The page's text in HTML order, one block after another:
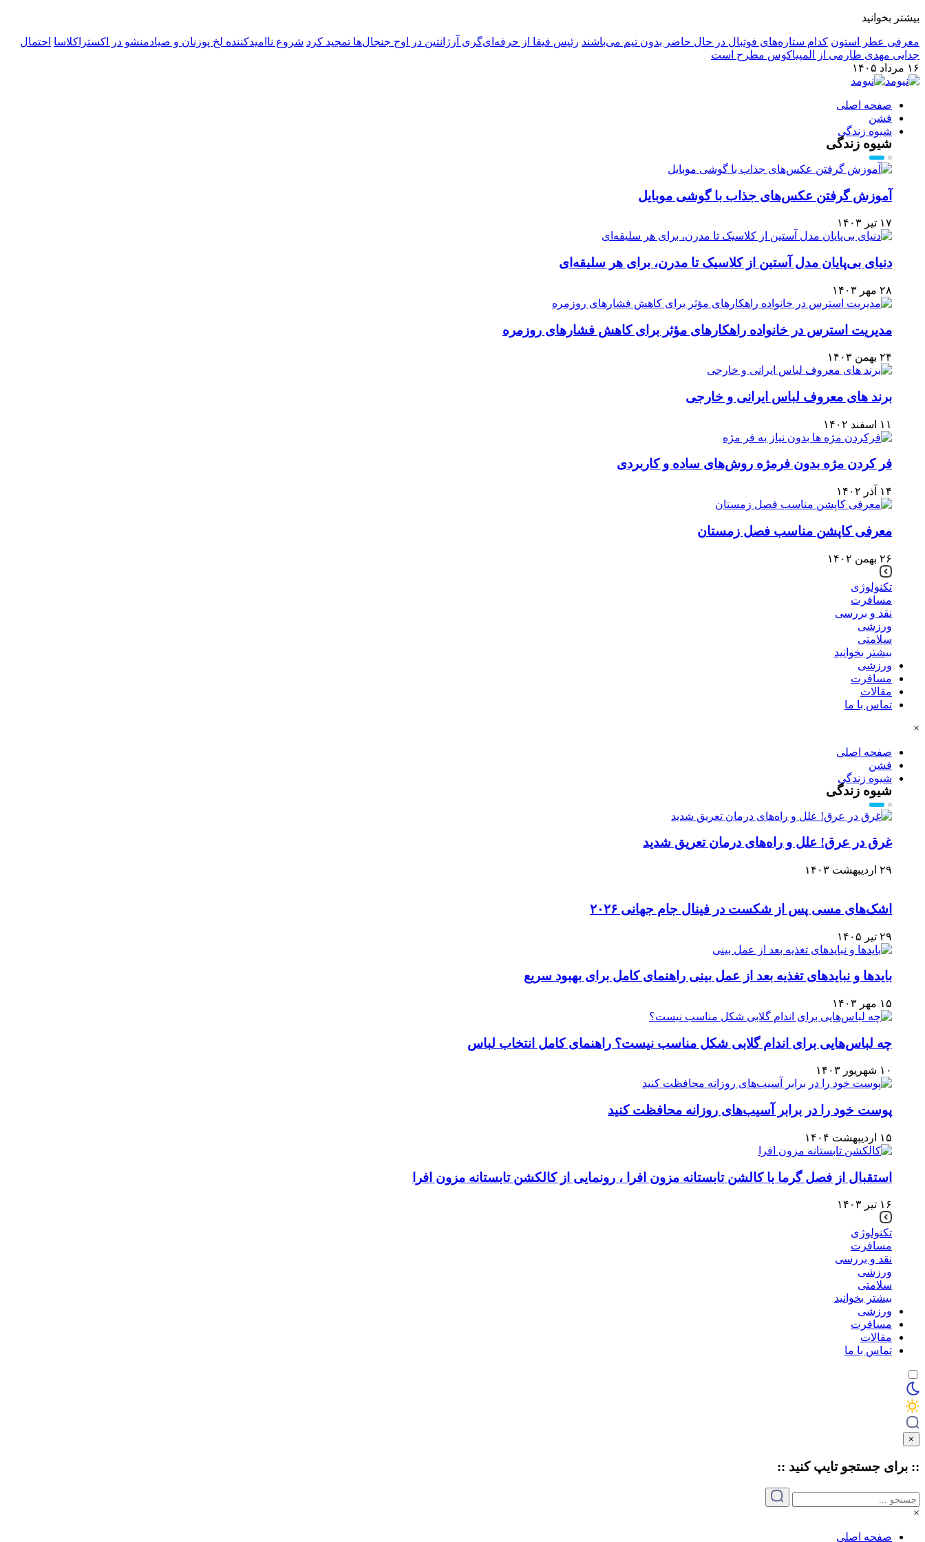
بیشتر بخوانید
معرفی عطر استون کدام ستاره‌های فوتبال در حال حاضر بدون تیم می‌باشند رئیس فیفا از حرفه‌ای‌گری آرژانتین در اوج جنجال‌ها تمجید کرد شروع ناامیدکننده لخ پوزنان و صیادمنشو در اکستراکلاسا احتمال
جدایی مهدی طارمی از المپیاکوس مطرح است
۱۶ مرداد ۱۴۰۵
صفحه اصلی
فشن
شیوه زندگی
شیوه زندگی
آموزش گرفتن عکس‌های جذاب با گوشی موبایل
۱۷ تیر ۱۴۰۳
دنیای بی‌پایان مدل آستین از کلاسیک تا مدرن، برای هر سلیقه‌ای
۲۸ مهر ۱۴۰۳
مدیریت استرس در خانواده راهکارهای مؤثر برای کاهش فشارهای روزمره
۲۴ بهمن ۱۴۰۳
برند های معروف لباس ایرانی و خارجی
۱۱ اسفند ۱۴۰۲
فر کردن مژه بدون فرمژه روش‌های ساده و کاربردی
۱۴ آذر ۱۴۰۲
معرفی کاپشن مناسب فصل زمستان
۲۶ بهمن ۱۴۰۲
تکنولوژی
مسافرت
نقد و بررسی
ورزشی
سلامتی
بیشتر بخوانید
ورزشی
مسافرت
مقالات
تماس با ما
×
صفحه اصلی
فشن
شیوه زندگی
شیوه زندگی
غرق در عرق! علل و راه‌های درمان تعریق شدید
۲۹ اردیبهشت ۱۴۰۳
اشک‌های مسی پس از شکست در فینال جام جهانی ۲۰۲۶
۲۹ تیر ۱۴۰۵
بایدها و نبایدهای تغذیه بعد از عمل بینی راهنمای کامل برای بهبود سریع
۱۵ مهر ۱۴۰۳
چه لباس‌هایی برای اندام گلابی شکل مناسب نیست؟ راهنمای کامل انتخاب لباس
۱۰ شهریور ۱۴۰۳
پوست خود را در برابر آسیب‌های روزانه محافظت کنید
۱۵ اردیبهشت ۱۴۰۴
استقبال از فصل گرما با کالشن تابستانه مزون افرا ، رونمایی از کالکشن تابستانه مزون افرا
۱۶ تیر ۱۴۰۳
تکنولوژی
مسافرت
نقد و بررسی
ورزشی
سلامتی
بیشتر بخوانید
ورزشی
مسافرت
مقالات
تماس با ما
×
:: برای جستجو تایپکنید ::
×
صفحه اصلی